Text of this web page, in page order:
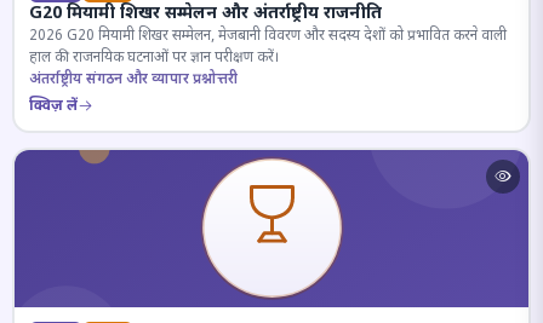
G20 मियामी शिखर सम्मेलन और अंतर्राष्ट्रीय राजनीति
2026 G20 मियामी शिखर सम्मेलन, मेजबानी विवरण और सदस्य देशों को प्रभावित करने वाली
हाल की राजनयिक घटनाओं पर ज्ञान परीक्षण करें।
अंतर्राष्ट्रीय संगठन और व्यापार प्रश्नोत्तरी
क्विज़ लें